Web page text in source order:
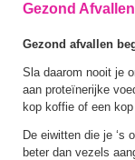
Gezond
Gezond afvallen
Sla daarom nooit je
aan proteïnerijke
kop koffie of een
De eiwitten die je ‘s
beter dan vezels